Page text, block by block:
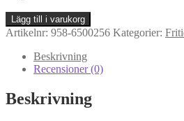
SNÖ
-
Silver
Örhängen
Lägg till i varukorg
Artikelnr: 958-6500256 Kategorier:
Beskrivning
Recensioner (0)
Beskrivning